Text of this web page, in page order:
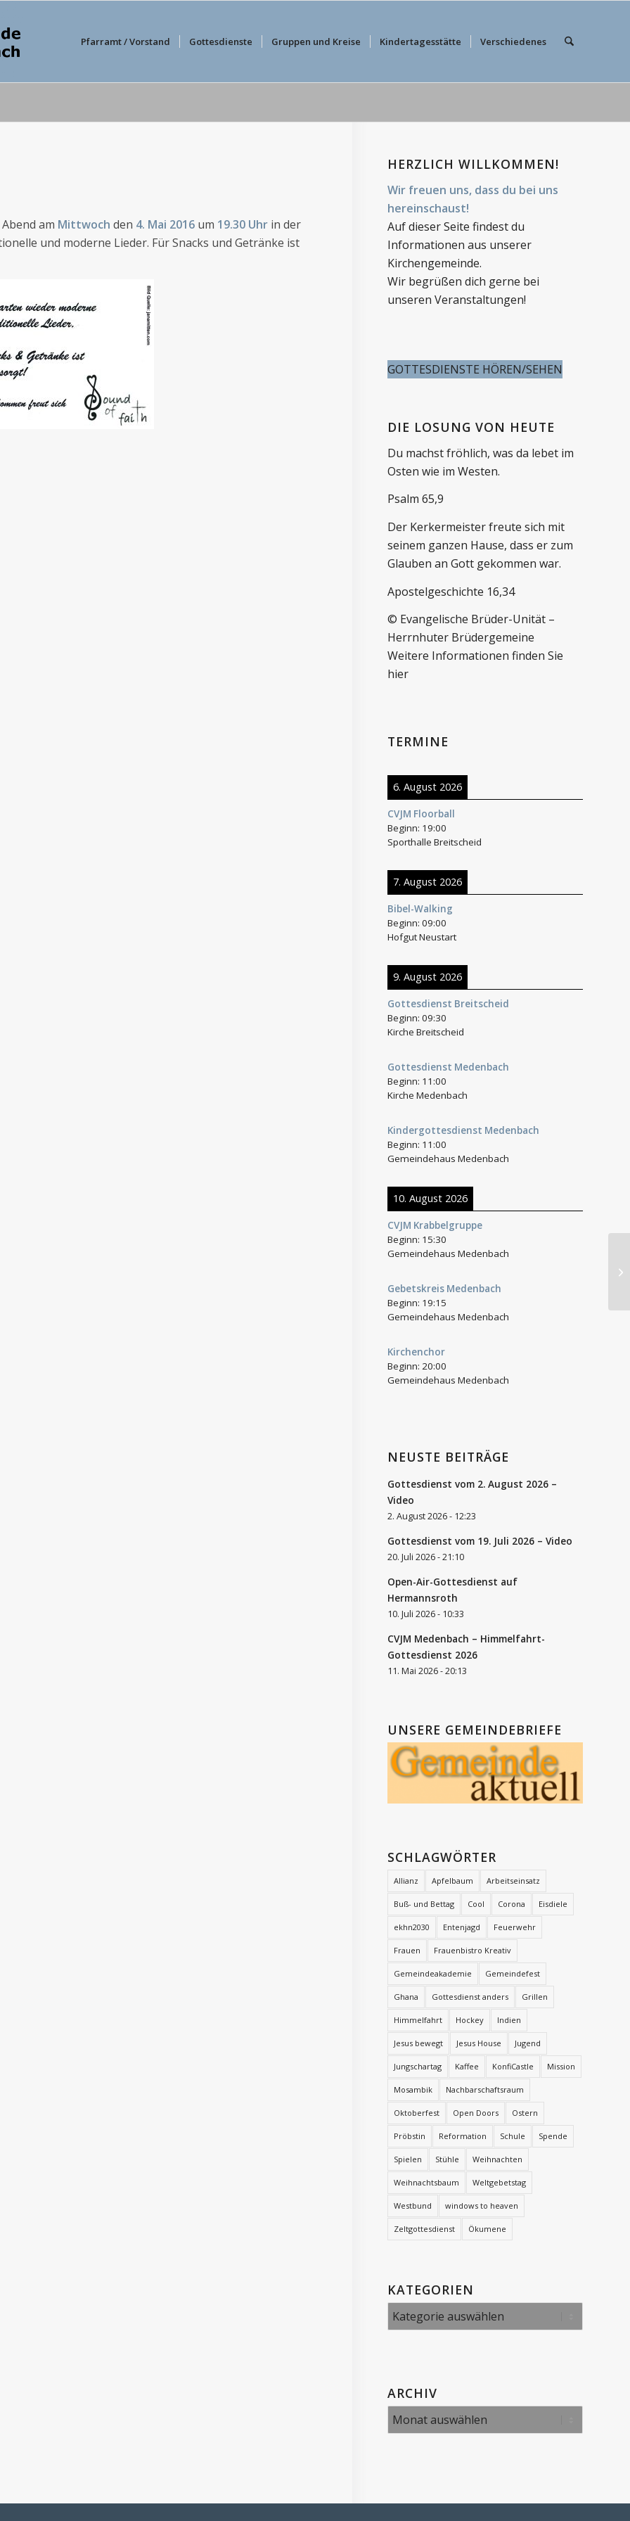
Pfarramt / Vorstand Gottesdienste Gruppen und Kreise Kindertagesstätte Verschiedenes
Abend am Mittwoch den 4. Mai 2016 um 19.30 Uhr in der
und moderne Lieder. Für Snacks und Getränke ist
HERZLICH WILLKOMMEN!
Wir freuen uns, dass du bei uns
hereinschaust!
Auf dieser Seite findest du
Informationen aus unserer
Kirchengemeinde.
Wir begrüßen dich gerne bei
unseren Veranstaltungen!
GOTTESDIENSTE HÖREN/SEHEN
DIE LOSUNG VON HEUTE
Du machst fröhlich, was da lebet im
Osten wie im Westen.
Psalm 65,9
Der Kerkermeister freute sich mit
seinem ganzen Hause, dass er zum
Glauben an Gott gekommen war.
Apostelgeschichte 16,34
© Evangelische Brüder-Unität –
Herrnhuter Brüdergemeine
Weitere Informationen finden Sie
hier
TERMINE
6. August 2026
CVJM Floorball
Beginn: 19:00
Sporthalle Breitscheid
7. August 2026
Bibel-Walking
Beginn:09:00
Hofgut Neustart
9. August 2026
Gottesdienst Breitscheid
Beginn:09:30
Kirche Breitscheid
Gottesdienst Medenbach
Beginn: 11:00
Kirche Medenbach
Kindergottesdienst Medenbach
Beginn: 11:00
Gemeindehaus Medenbach
10. August 2026
CVJM Krabbelgruppe
Beginn: 15:30
Gemeindehaus Medenbach
Gebetskreis Medenbach
Beginn: 19:15
Gemeindehaus Medenbach
Kirchenchor
Beginn:20:00
Gemeindehaus Medenbach
NEUSTE BEITRÄGE
Gottesdienst vom 2. August 2026 –
Video
2. August 2026 - 12:23
Gottesdienst vom 19. Juli 2026 – Video
20. Juli 2026 - 21:10
Open-Air-Gottesdienst auf
Hermannsroth
10. Juli 2026 - 10:33
CVJM Medenbach – Himmelfahrt-
Gottesdienst 2026
11. Mai 2026 - 20:13
UNSERE GEMEINDEBRIEFE
SCHLAGWÖRTER
Allianz Apfelbaum Arbeitseinsatz
Buß- und Bettag Cool Corona Eisdiele
ekhn2030 Entenjagd Feuerwehr
Frauen Frauenbistro Kreativ
Gemeindeakademie Gemeindefest
Ghana Gottesdienst anders Grillen
Himmelfahrt Hockey Indien
Jesus bewegt Jesus House Jugend
Jungschartag Kaffee KonfiCastle Mission
Mosambik Nachbarschaftsraum
Oktoberfest Open Doors Ostern
Pröbstin Reformation Schule Spende
Spielen Stühle Weihnachten
Weihnachtsbaum Weltgebetstag
Westbund windows to heaven
Zeltgottesdienst Ökumene
KATEGORIEN
Kategorien
ARCHIV